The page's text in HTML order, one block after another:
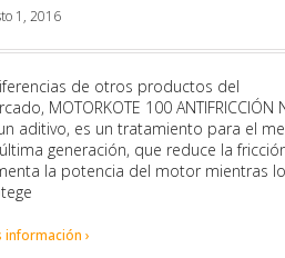
1, 2016
de otros productos del
MOTORKOTE 100 ANTIFRICCIÓN
aditivo, es un tratamiento para el
generación, que reduce la
la potencia del motor mientras lo
información ›